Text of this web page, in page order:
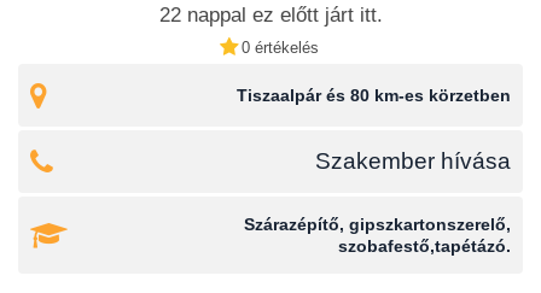
22 nappal ez előtt járt itt.
0 értékelés
Tiszaalpár és 80 km-es körzetben
Szakember hívása
Szárazépítő, gipszkartonszerelő,
szobafestő,tapétázó.